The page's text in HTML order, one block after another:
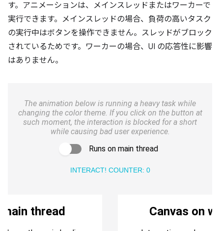
す。アニメーションは、メインスレッドまたはワーカーで
実行できます。メインスレッドの場合、負荷の高いタスク
の実行中はボタンを操作できません。スレッドがブロック
されているためです。ワーカーの場合、UI の応答性に影響
はありません。